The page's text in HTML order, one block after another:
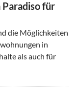
Paradiso für
die Möglichkeiten
in
als auch für